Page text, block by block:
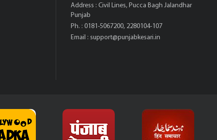
Address : Civil Lines, Pucca Bagh Jalandhar
Punjab
Ph. : 0181-5067200, 2280104-107
Email : support@punjabkesari.in